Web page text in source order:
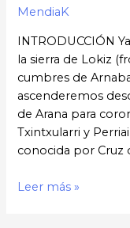
MendiaK
INTRODUCCIÓN
la sierra de Lokiz
cumbres de
ascenderemos
de Arana para
Txintxularri y
conocida por Cruz
Leer más »